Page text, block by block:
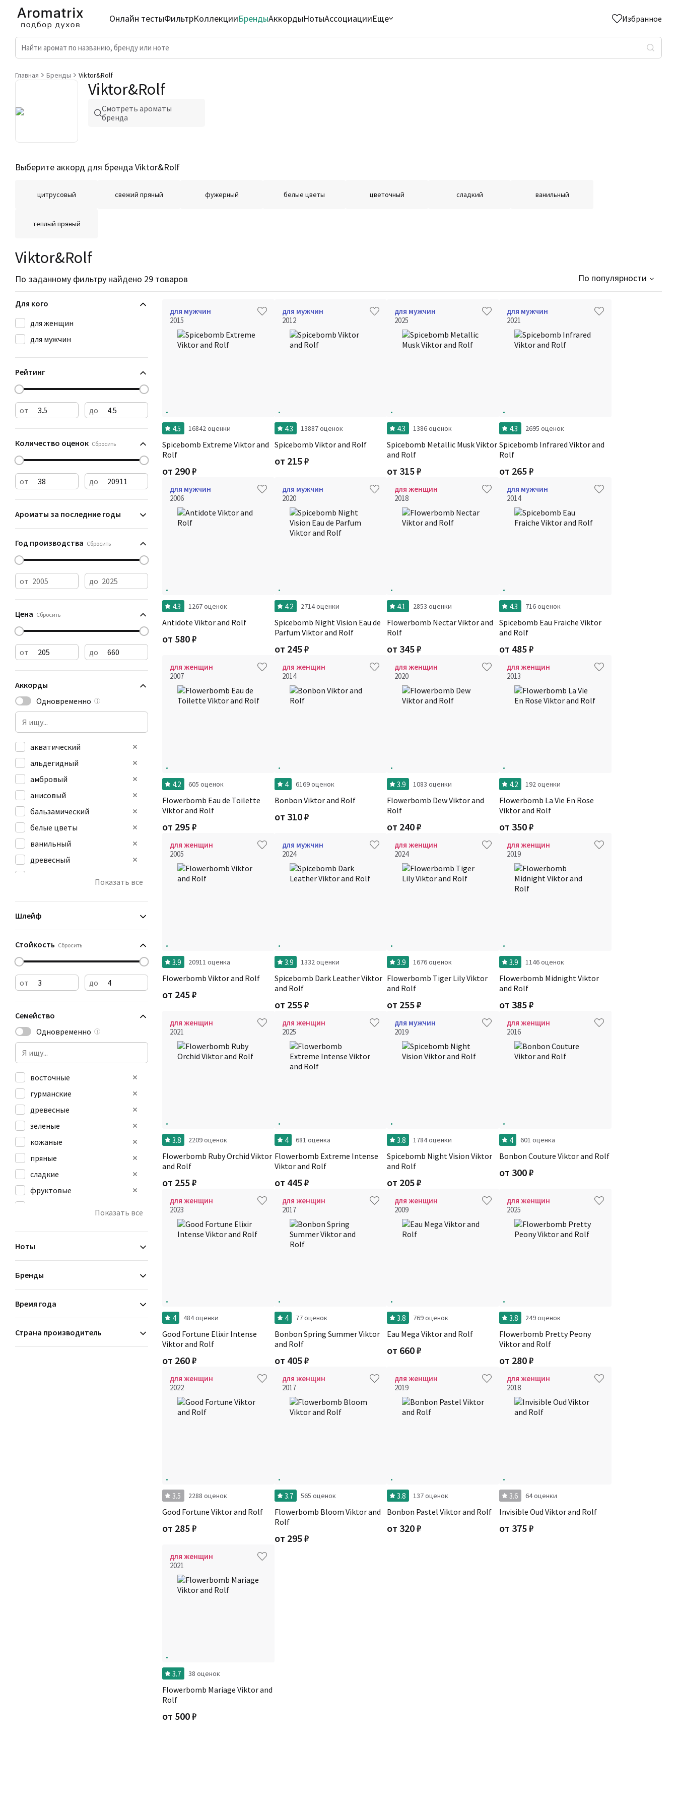
Онлайн тестыФильтрКоллекцииБрендыАккордыНотыАссоциацииЕще Избранное
Главная Бренды Viktor&Rolf
Viktor&Rolf
Смотреть ароматы
бренда
Выберите аккорд для бренда Viktor&Rolf
цитрусовый свежий пряный фужерный белые цветы цветочный сладкий ванильный
теплый пряный
Viktor&Rolf
По заданному фильтру найдено 29 товаров По популярности
Для кого
для женщин
для мужчин
Рейтинг
от до
Количество оценок Сбросить
от до
Ароматы за последние годы
Год производства Сбросить
от до
Цена Сбросить
от до
Аккорды
Одновременно
?
акватический
альдегидный
амбровый
анисовый
бальзамический
белые цветы
ванильный
древесный
Показать все
Шлейф
Стойкость Сбросить
от до
Семейство
Одновременно
?
восточные
гурманские
древесные
зеленые
кожаные
пряные
сладкие
фруктовые
Показать все
Ноты
Бренды
Время года
Страна производитель
для мужчин
2015
4.5 16842 оценки
Spicebomb Extreme Viktor and
Rolf
от 290₽
для мужчин
2012
4.3 13887 оценок
Spicebomb Viktor and Rolf
от 215₽
для мужчин
2025
4.3 1386 оценок
Spicebomb Metallic Musk Viktor
and Rolf
от 315₽
для мужчин
2021
4.3 2695 оценок
Spicebomb Infrared Viktor and
Rolf
от 265₽
для мужчин
2006
4.3 1267 оценок
Antidote Viktor and Rolf
от 580₽
для мужчин
2020
4.2 2714 оценки
Spicebomb Night Vision Eau de
Parfum Viktor and Rolf
от 245₽
для женщин
2018
4.1 2853 оценки
Flowerbomb Nectar Viktor and
Rolf
от 345₽
для мужчин
2014
4.3 716 оценок
Spicebomb Eau Fraiche Viktor
and Rolf
от 485₽
для женщин
2007
4.2 605 оценок
Flowerbomb Eau de Toilette
Viktor and Rolf
от 295₽
для женщин
2014
4 6169 оценок
Bonbon Viktor and Rolf
от 310₽
для женщин
2020
3.9 1083 оценки
Flowerbomb Dew Viktor and
Rolf
от 240₽
для женщин
2013
4.2 192 оценки
Flowerbomb La Vie En Rose
Viktor and Rolf
от 350₽
для женщин
2005
3.9 20911 оценка
Flowerbomb Viktor and Rolf
от 245₽
для мужчин
2024
3.9 1332 оценки
Spicebomb Dark Leather Viktor
and Rolf
от 255₽
для женщин
2024
3.9 1676 оценок
Flowerbomb Tiger Lily Viktor
and Rolf
от 255₽
для женщин
2019
3.9 1146 оценок
Flowerbomb Midnight Viktor
and Rolf
от 385₽
для женщин
2021
3.8 2209 оценок
Flowerbomb Ruby Orchid Viktor
and Rolf
от 255₽
для женщин
2025
4 681 оценка
Flowerbomb Extreme Intense
Viktor and Rolf
от 445₽
для мужчин
2019
3.8 1784 оценки
Spicebomb Night Vision Viktor
and Rolf
от 205₽
для женщин
2016
4 601 оценка
Bonbon Couture Viktor and Rolf
от 300₽
для женщин
2023
4 484 оценки
Good Fortune Elixir Intense
Viktor and Rolf
от 260₽
для женщин
2017
4 77 оценок
Bonbon Spring Summer Viktor
and Rolf
от 405₽
для женщин
2009
3.8 769 оценок
Eau Mega Viktor and Rolf
от 660₽
для женщин
2025
3.8 249 оценок
Flowerbomb Pretty Peony
Viktor and Rolf
от 280₽
для женщин
2022
3.5 2288 оценок
Good Fortune Viktor and Rolf
от 285₽
для женщин
2017
3.7 565 оценок
Flowerbomb Bloom Viktor and
Rolf
от 295₽
для женщин
2019
3.8 137 оценок
Bonbon Pastel Viktor and Rolf
от 320₽
для женщин
2018
3.6 64 оценки
Invisible Oud Viktor and Rolf
от 375₽
для женщин
2021
3.7 38 оценок
Flowerbomb Mariage Viktor and
Rolf
от 500₽